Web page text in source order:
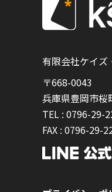
有限会社ケイズ
〒668-0043
兵庫県豊岡市桜
TEL : 0796-29-
FAX : 0796-29-